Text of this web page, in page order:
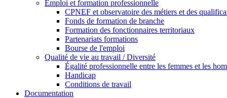
Emploi et formation professionnelle
CPNEF et observatoire des métiers et des
Fonds de formation de branche
Formation des fonctionnaires territoriaux
Partenariats formations
Bourse de l'emploi
Qualité de vie au travail / Diversité
Égalité professionnelle entre les femmes et les
Handicap
Conditions de travail
Documentation